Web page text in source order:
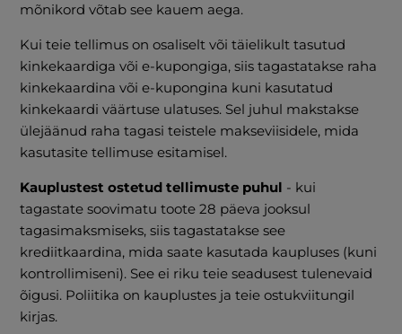
mõnikord võtab see kauem aega.
Kui teie tellimus on osaliselt või täielikult tasutud
kinkekaardiga või e-kupongiga, siis tagastatakse raha
kinkekaardina või e-kupongina kuni kasutatud
kinkekaardi väärtuse ulatuses. Sel juhul makstakse
ülejäänud raha tagasi teistele makseviisidele, mida
kasutasite tellimuse esitamisel.
Kauplustest ostetud tellimuste puhul - kui
tagastate soovimatu toote 28 päeva jooksul
tagasimaksmiseks, siis tagastatakse see
krediitkaardina, mida saate kasutada kaupluses (kuni
kontrollimiseni). See ei riku teie seadusest tulenevaid
õigusi. Poliitika on kauplustes ja teie ostukviitungil
kirjas.